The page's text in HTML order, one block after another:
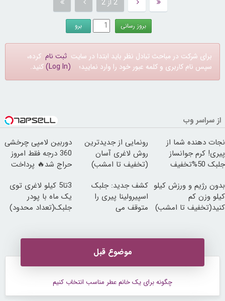
2 از 2
برای شرکت در مباحث تبادل نظر باید ابتدا در سایت ثبت نام کرده،
سپس نام کاربری و کلمه عبور خود را وارد نمایید؛ (Log In) کنید.
از سراسر وب
نجات دهنده شما از
پیری! کرم جوانساز
جلبک 50%تخفیف
رونمایی از جدیدترین
روش لاغری آسان
(تخفیف تا امشب)
دوربین لامپی چرخشی
360 درجه فقط امروز
حراج شد🔥 پرداخت
بدون رژیم و ورزش کیلو
کیلو وزن کم
کنید(تخفیف تا امشب)
کشف جدید: جلبک
اسپیرولینا پیری را
متوقف می
3تا5 کیلو لاغری توی
یک ماه با پودر
جلبک(تعداد محدود)
موضوع قبل
چگونه برای یک خانم عطر مناسب انتخاب کنیم